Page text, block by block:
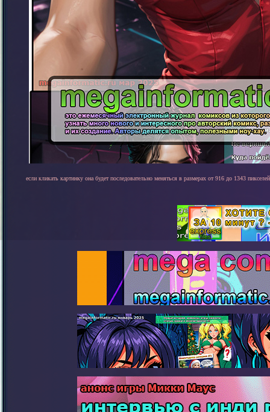
если кликать картинку она будет последовательно меняться в размерах от 916 до 1343